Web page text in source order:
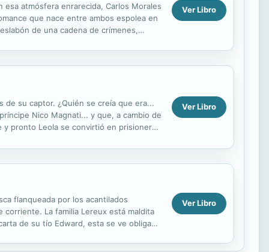
atmósfera enrarecida, Carlos Morales
que nace entre ambos espolea en
de una cadena de crímenes,
Ver Libro
de su captor. ¿Quién se creía que era...
Nico Magnati... y que, a cambio de
y pronto Leola se convirtió en prisionera
Ver Libro
flanqueada por los acantilados
La familia Lereux está maldita
de su tío Edward, esta se ve obligada
Ver Libro